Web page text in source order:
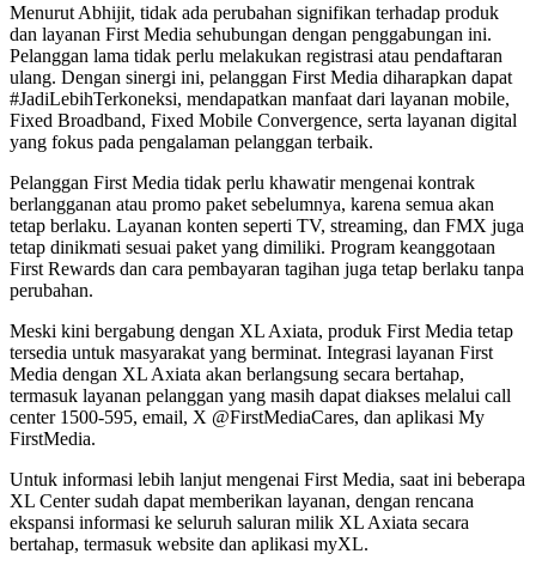
Menurut Abhijit, tidak ada perubahan signifikan terhadap produk
dan layanan First Media sehubungan dengan penggabungan ini.
Pelanggan lama tidak perlu melakukan registrasi atau pendaftaran
ulang. Dengan sinergi ini, pelanggan First Media diharapkan dapat
#JadiLebihTerkoneksi, mendapatkan manfaat dari layanan mobile,
Fixed Broadband, Fixed Mobile Convergence, serta layanan digital
yang fokus pada pengalaman pelanggan terbaik.
Pelanggan First Media tidak perlu khawatir mengenai kontrak
berlangganan atau promo paket sebelumnya, karena semua akan
tetap berlaku. Layanan konten seperti TV, streaming, dan FMX juga
tetap dinikmati sesuai paket yang dimiliki. Program keanggotaan
First Rewards dan cara pembayaran tagihan juga tetap berlaku tanpa
perubahan.
Meski kini bergabung dengan XL Axiata, produk First Media tetap
tersedia untuk masyarakat yang berminat. Integrasi layanan First
Media dengan XL Axiata akan berlangsung secara bertahap,
termasuk layanan pelanggan yang masih dapat diakses melalui call
center 1500-595, email, X @FirstMediaCares, dan aplikasi My
FirstMedia.
Untuk informasi lebih lanjut mengenai First Media, saat ini beberapa
XL Center sudah dapat memberikan layanan, dengan rencana
ekspansi informasi ke seluruh saluran milik XL Axiata secara
bertahap, termasuk website dan aplikasi myXL.